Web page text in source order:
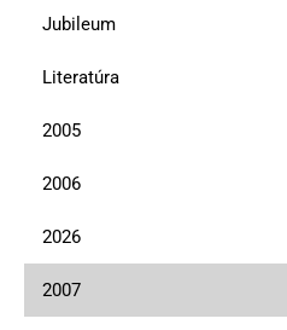
Jubileum
Literatúra
2005
2006
2026
2007